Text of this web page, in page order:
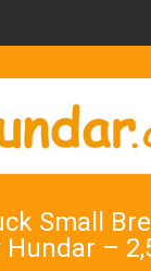
Small
–